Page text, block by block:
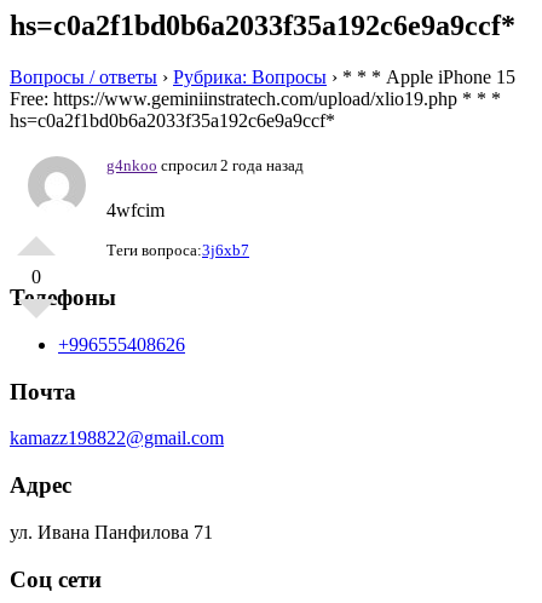
hs=c0a2f1bd0b6a2033f35a192c6e9a9ccf*
Вопросы / ответы › Рубрика: Вопросы › * * * Apple iPhone 15
Free: https://www.geminiinstratech.com/upload/xlio19.php * * *
hs=c0a2f1bd0b6a2033f35a192c6e9a9ccf*
0
g4nkoo спросил 2 года назад
4wfcim
Теги вопроса:3j6xb7
Телефоны
+996555408626
Почта
kamazz198822@gmail.com
Адрес
ул. Ивана Панфилова 71
Соц сети